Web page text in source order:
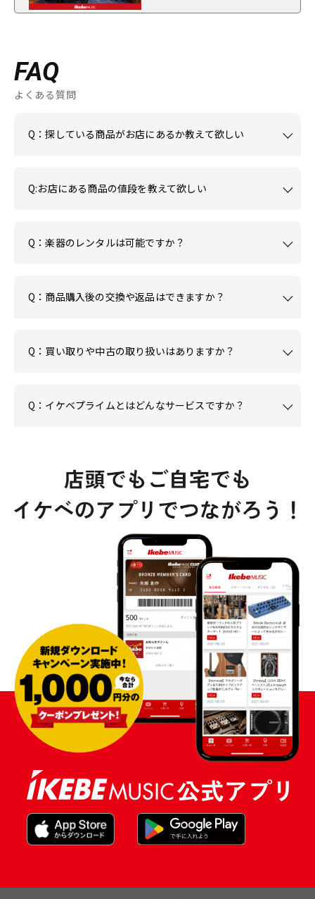
FAQ
よくある質問
Q：探している商品がお店にあるか教えて欲しい
Q:お店にある商品の値段を教えて欲しい
Q：楽器のレンタルは可能ですか？
Q：商品購入後の交換や返品はできますか？
Q：買い取りや中古の取り扱いはありますか？
Q：イケベプライムとはどんなサービスですか？